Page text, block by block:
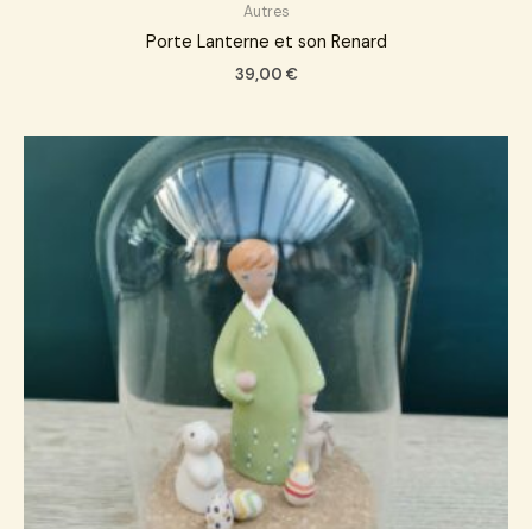
Autres
Porte Lanterne et son Renard
39,00 €